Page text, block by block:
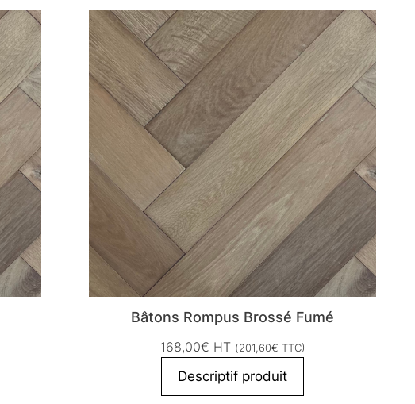
Bâtons Rompus Brossé Fumé
168,00€ HT (201,60€ TTC)
Descriptif produit